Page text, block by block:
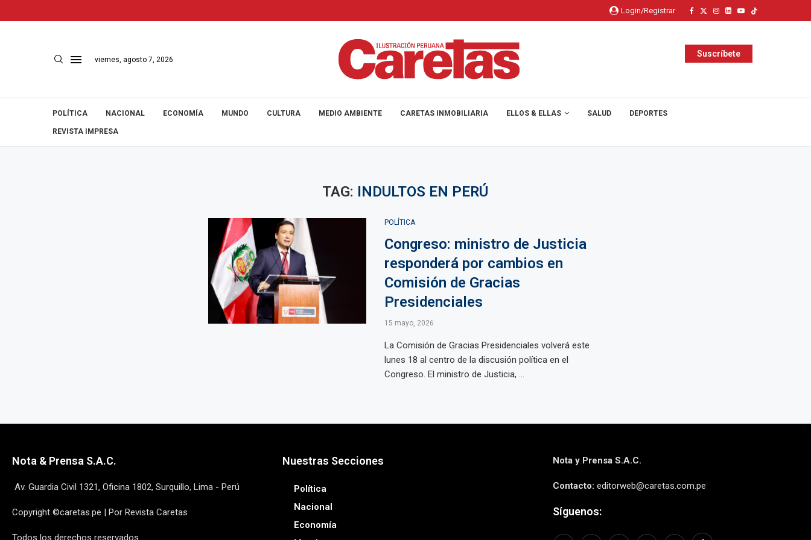
Login/Registrar
viernes, agosto 7, 2026
Suscríbete
POLÍTICA NACIONAL ECONOMÍA MUNDO CULTURA MEDIO AMBIENTE CARETAS INMOBILIARIA ELLOS & ELLAS SALUD DEPORTES
REVISTA IMPRESA
TAG: INDULTOS EN PERÚ
POLÍTICA
Congreso: ministro de Justicia
responderá por cambios en
Comisión de Gracias
Presidenciales
15 mayo, 2026
La Comisión de Gracias Presidenciales volverá este
lunes 18 al centro de la discusión política en el
Congreso. El ministro de Justicia, ...
Nota & Prensa S.A.C.
Av. Guardia Civil 1321, Oficina 1802, Surquillo, Lima - Perú
Copyright ©caretas.pe | Por Revista Caretas
Todos los derechos reservados
Nuestras Secciones
Política
Nacional
Economía
Nota y Prensa S.A.C.
Contacto: editorweb@caretas.com.pe
Síguenos: